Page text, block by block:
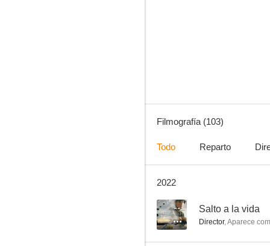
El retorno de las brujas
Filmografía (103)
Todo Reparto
2022
-- Salto a la vida
Director,Aparece